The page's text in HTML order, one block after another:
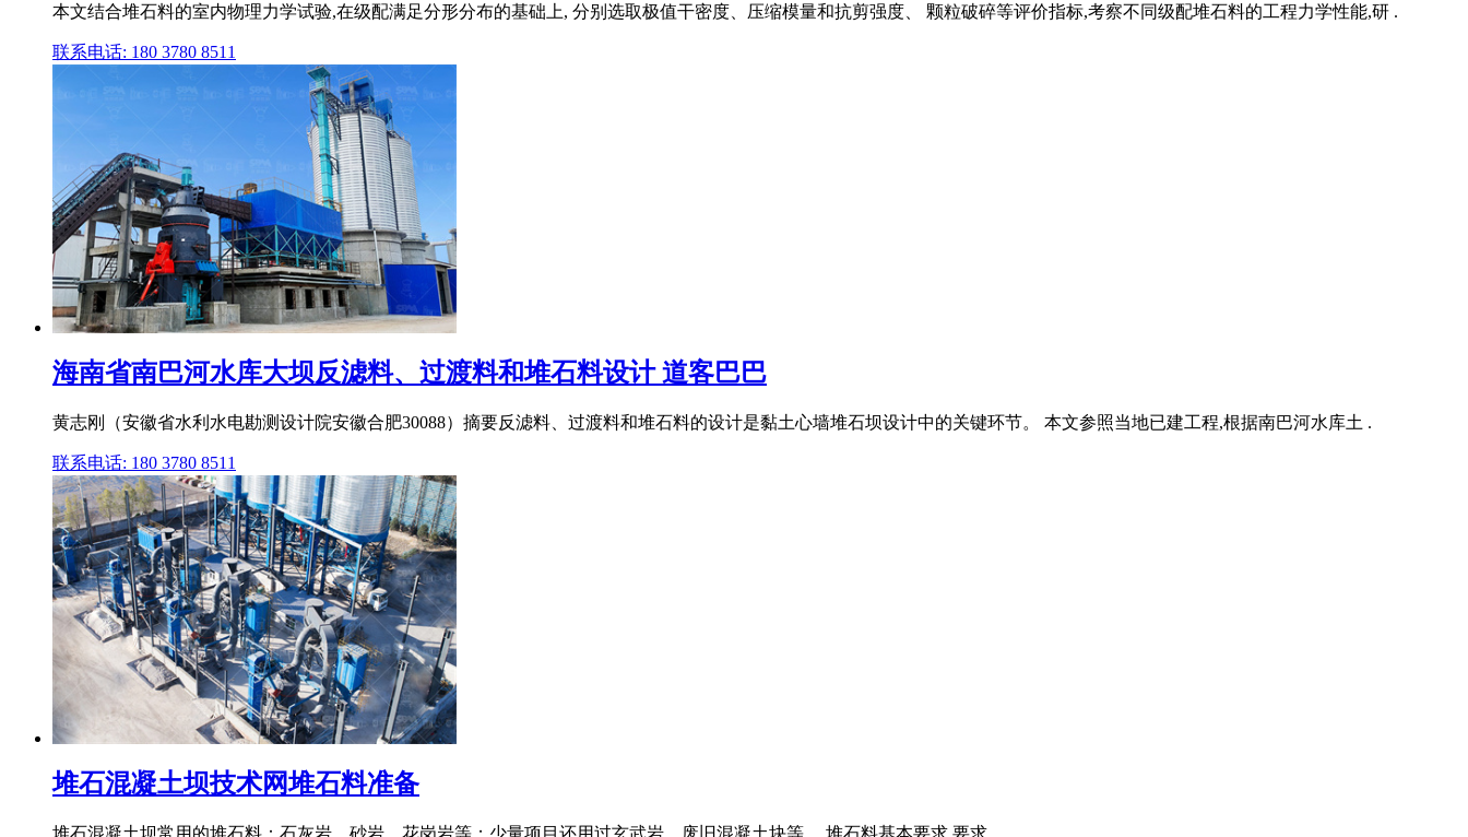
本文结合堆石料的室内物理力学试验,在级配满足分形分布的基础上, 分别选取极值干密度、压缩模量和抗剪强度、 颗粒破碎等评价指标,考察不同级配堆石料的工程力学性能,研 .
联系电话: 180 3780 8511
海南省南巴河水库大坝反滤料、过渡料和堆石料设计 道客巴巴
黄志刚（安徽省水利水电勘测设计院安徽合肥30088）摘要反滤料、过渡料和堆石料的设计是黏土心墙堆石坝设计中的关键环节。 本文参照当地已建工程,根据南巴河水库土 .
联系电话: 180 3780 8511
堆石混凝土坝技术网堆石料准备
堆石混凝土坝常用的堆石料：石灰岩、砂岩、花岗岩等；少量项目还用过玄武岩、废旧混凝土块等。 堆石料基本要求 要求